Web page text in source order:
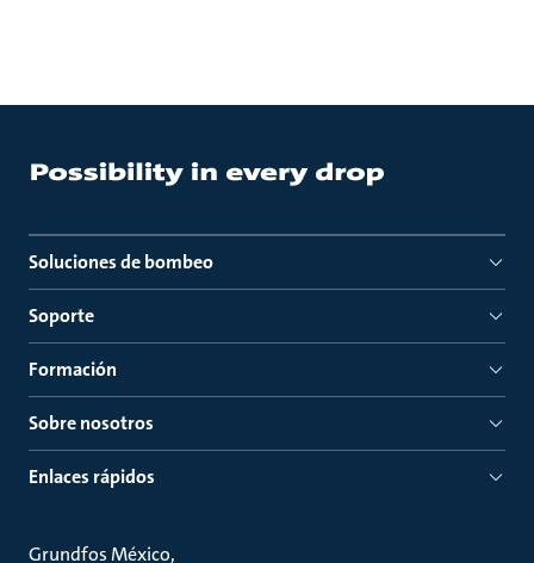
Soluciones de bombeo
Soporte
Formación
Sobre nosotros
Enlaces rápidos
Grundfos México